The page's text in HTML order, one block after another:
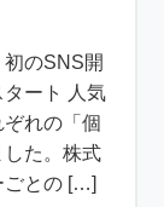
のSNS開
ート 人気
れの「個
した。株式
ごとの […]